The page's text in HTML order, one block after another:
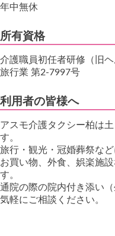
年中無休
所有資格
介護職員初任者研修（旧
旅行業 第2-7997号
利用者の皆様へ
アスモ介護タクシー柏は
す。
旅行・観光・冠婚葬祭な
お買い物、外食、娯楽施
す。
通院の際の院内付き添い
気軽にご相談ください。